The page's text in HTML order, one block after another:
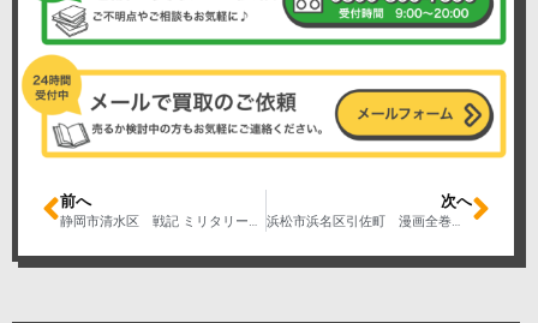
前へ
静岡市清水区 戦記 ミリタリー本買取り 第二次大戦 海戦事典 飛行機NO.1図鑑 ペリリュー 楽園のゲルニカ
次へ
浜松市浜名区引佐町 漫画全巻・ライトノベル買取り 終わりのセラフ ゴブリンスレイヤー 鋼の錬金術師 完全版 ナルト